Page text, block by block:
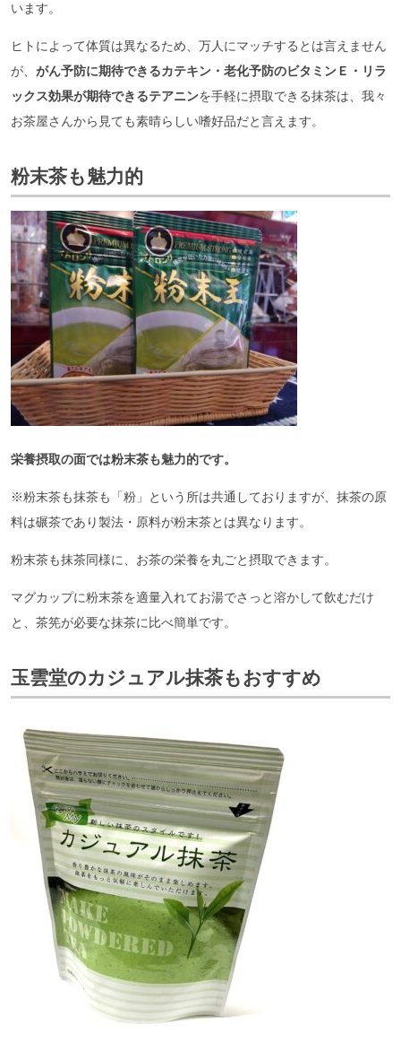
います。
ヒトによって体質は異なるため、万人にマッチするとは言えません
が、 がん予防に期待できるカテキン・老化予防のビタミンＥ・リラ
ックス効果が期待できるテアニンを手軽に摂取できる抹茶は、我々
お茶屋さんから見ても素晴らしい嗜好品だと言えます。
粉末茶も魅力的
栄養摂取の面では粉末茶も魅力的です。
※粉末茶も抹茶も「粉」という所は共通しておりますが、抹茶の原
料は碾茶であり製法・原料が粉末茶とは異なります。
粉末茶も抹茶同様に、お茶の栄養を丸ごと摂取できます。
マグカップに粉末茶を適量入れてお湯でさっと溶かして飲むだけ
と、茶筅が必要な抹茶に比べ簡単です。
玉雲堂のカジュアル抹茶もおすすめ